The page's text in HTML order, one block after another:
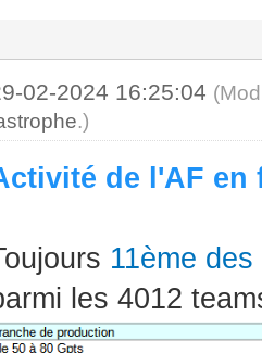
02-2024 16:25:04
.)
de l'AF en
11ème
les 4012